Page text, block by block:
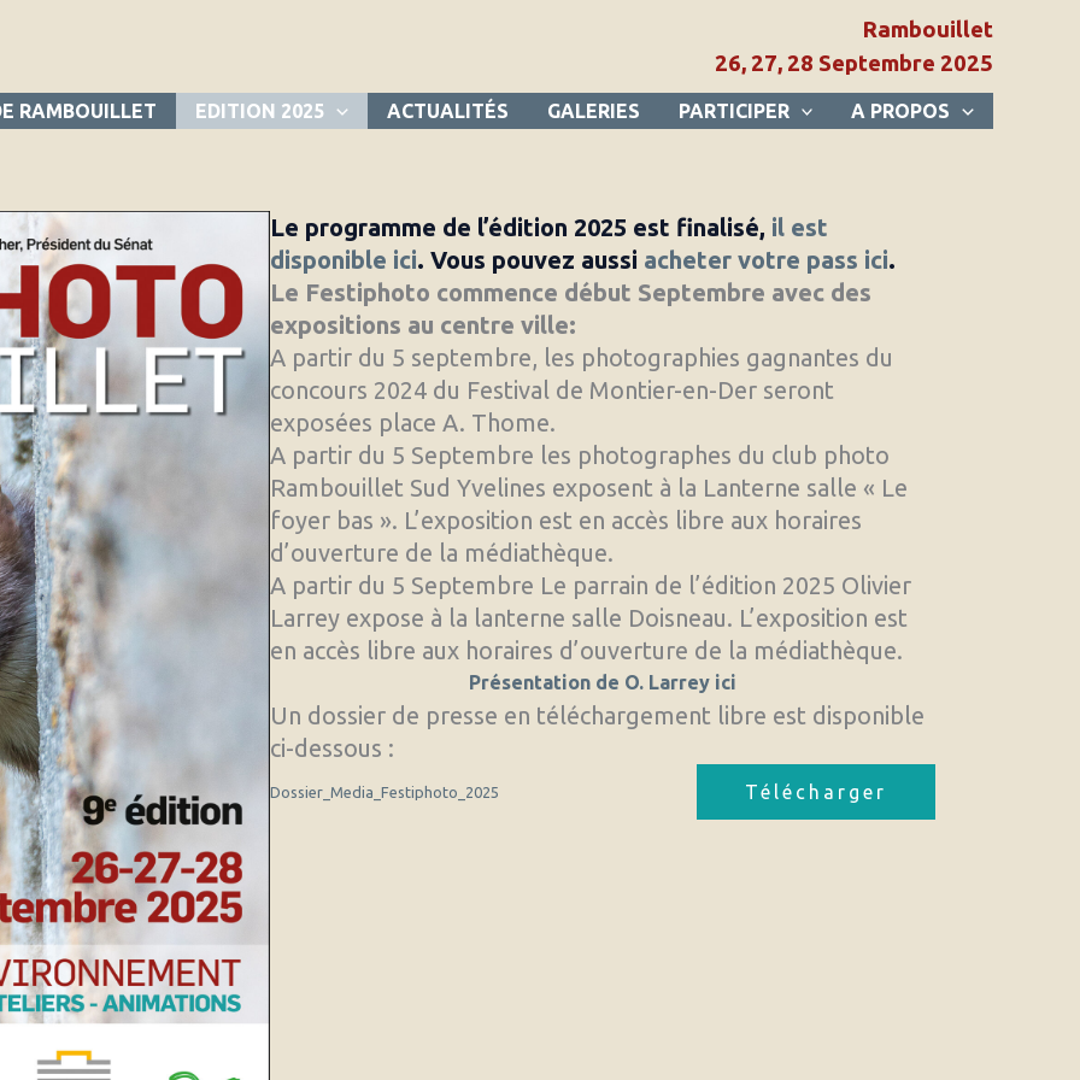
Rambouillet
26, 27, 28 Septembre 2025
RAMBOUILLET EDITION 2025 ACTUALITÉS GALERIES PARTICIPER A PROPOS
Le programme de l’édition 2025 est finalisé, il est
disponible ici. Vous pouvez aussi acheter votre pass ici.
Le Festiphoto commence début Septembre avec des
expositions au centre ville:
A partir du 5 septembre, les photographies gagnantes du
concours 2024 du Festival de Montier-en-Der seront
exposées place A. Thome.
A partir du 5 Septembre les photographes du club photo
Rambouillet Sud Yvelines exposent à la Lanterne salle « Le
foyer bas ». L’exposition est en accès libre aux horaires
d’ouverture de la médiathèque.
A partir du 5 Septembre Le parrain de l’édition 2025 Olivier
Larrey expose à la lanterne salle Doisneau. L’exposition est
en accès libre aux horaires d’ouverture de la médiathèque.
Présentation de O. Larrey ici
Un dossier de presse en téléchargement libre est disponible
ci-dessous :
Dossier_Media_Festiphoto_2025 Télécharger